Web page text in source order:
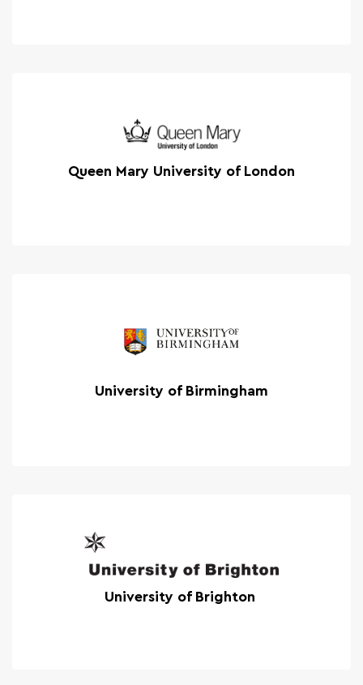
Queen Mary University of London
University of Birmingham
University of Brighton